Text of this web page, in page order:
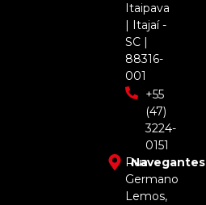
Itaipava
| Itajaí -
SC |
88316-
001
+55
(47)
3224-
0151
Navegantes
Rua
Germano
Lemos,